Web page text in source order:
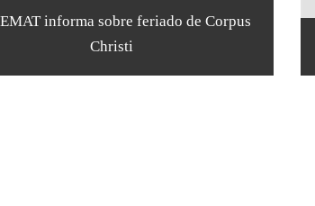
informa sobre feriado de Corpus
Christi